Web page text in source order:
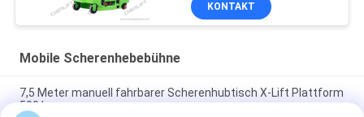
KONTAKT
Mobile Scherenhebebühne
7,5 Meter manuell fahrbarer Scherenhubtisch X-Lift Plattform
500 kg